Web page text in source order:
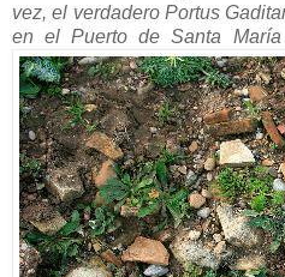
vez, el verdadero Portus
en el Puerto de Santa